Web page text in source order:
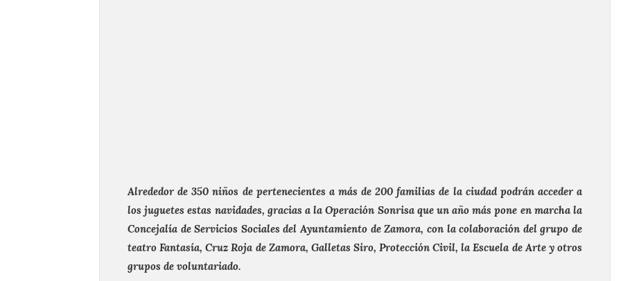
Alrededor de 350 niños de pertenecientes a más de 200 familias de la ciudad podrán acceder a
los juguetes estas navidades, gracias a la Operación Sonrisa que un año más pone en marcha la
Concejalía de Servicios Sociales del Ayuntamiento de Zamora, con la colaboración del grupo de
teatro Fantasía, Cruz Roja de Zamora, Galletas Siro, Protección Civil, la Escuela de Arte y otros
grupos de voluntariado.